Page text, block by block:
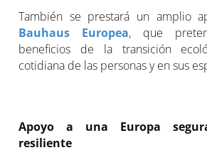
También se prestará un amplio
Bauhaus Europea, que
beneficios de la transición
cotidiana de las personas y en sus
Apoyo a una Europa
resiliente